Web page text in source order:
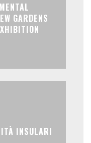
GARDENS
INSULARI